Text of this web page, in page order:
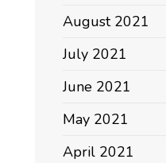
August 2021
July 2021
June 2021
May 2021
April 2021